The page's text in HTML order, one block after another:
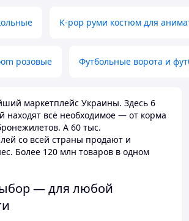
K-pop руми костюм для
розовые Футбольные ворота и
маркетплейс Украины. Здесь 6
находят всё необходимое — от корма
А 60 тыс.
со всей страны продают и
Более 120 млн товаров в одном
— для любой